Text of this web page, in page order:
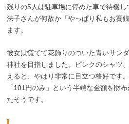
残りの5人は駐車場に停めた車で待機し
法子さんが何故か「やっぱり私もお賽
ます。
彼女は慌てて花飾りのついた青いサン
神社を目指しました。ピンクのシャツ
えると、やはり非常に目立つ格好です
「101円のみ」という半端な金額を財
たそうです。